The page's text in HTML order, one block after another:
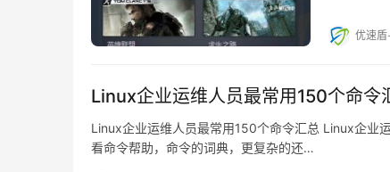
优速
Linux企业运维人员最常用150个命令
Linux企业运维人员最常用150个命令汇总 Linux企业
看命令帮助，命令的词典，更复杂的还…